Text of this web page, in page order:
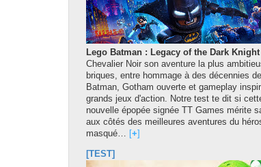
Lego Batman : Legacy of the Dark Knight
Chevalier Noir son aventure la plus
briques, entre hommage à des décennies de
Batman, Gotham ouverte et gameplay
grands jeux d'action. Notre test te dit si
nouvelle épopée signée TT Games mérite
aux côtés des meilleures aventures du
masqué…
+
[TEST]